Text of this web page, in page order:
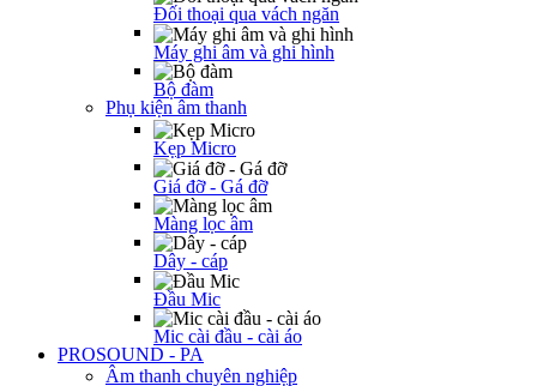
Đối thoại qua vách ngăn
Máy ghi âm và ghi hình
Bộ đàm
Phụ kiện âm thanh
Kẹp Micro
Giá đỡ - Gá đỡ
Màng lọc âm
Dây - cáp
Đầu Mic
Mic cài đầu - cài áo
PROSOUND - PA
Âm thanh chuyên nghiệp